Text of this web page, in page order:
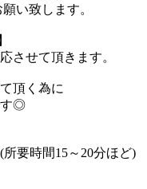
い致します。
させて頂きます。
頂く為に
す◎
要時間15～20分ほど)